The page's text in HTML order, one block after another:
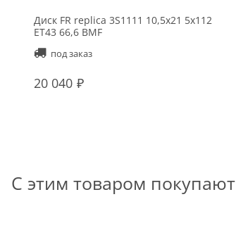
Диск FR replica 3S1111 10,5x21 5x112
ET43 66,6 BMF
под заказ
20 040
С этим товаром покупают